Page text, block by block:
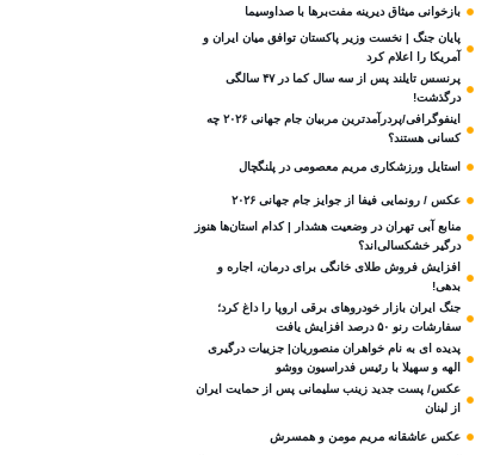
بازخوانی میثاق دیرینه مفت‌برها با صداوسیما
پایان جنگ | نخست وزیر پاکستان توافق میان ایران و
آمریکا را اعلام کرد
پرنسس تایلند پس از سه سال کما در ۴۷ سالگی
درگذشت!
اینفوگرافی/پردرآمدترین مربیان جام جهانی ۲۰۲۶ چه
کسانی هستند؟
استایل ورزشکاری مریم معصومی در پلنگچال
عکس / رونمایی فیفا از جوایز جام جهانی ۲۰۲۶
منابع آبی تهران در وضعیت هشدار | کدام استان‌ها هنوز
درگیر خشکسالی‌اند؟
افزایش فروش طلای خانگی برای درمان، اجاره و
بدهی!
جنگ ایران بازار خودروهای برقی اروپا را داغ کرد؛
سفارشات رنو ۵۰ درصد افزایش یافت
پدیده ای به نام خواهران منصوریان| جزییات درگیری
الهه و سهیلا با رئیس فدراسیون ووشو
عکس/ پست جدید زینب سلیمانی پس از حمایت ایران
از لبنان
عکس عاشقانه مریم مومن و همسرش